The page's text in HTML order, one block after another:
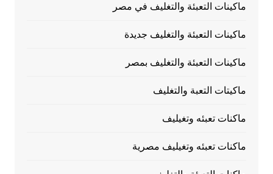
ماكينات التعبئة والتغليف في مصر
ماكينات التعبئة والتغليف جديدة
ماكينات التعبئة والتغليف بمصر
ماكيتات التعبة والتغليف
ماكنات تعبئه وتغيليف
ماكنات تعبئه وتغيليف مصرية